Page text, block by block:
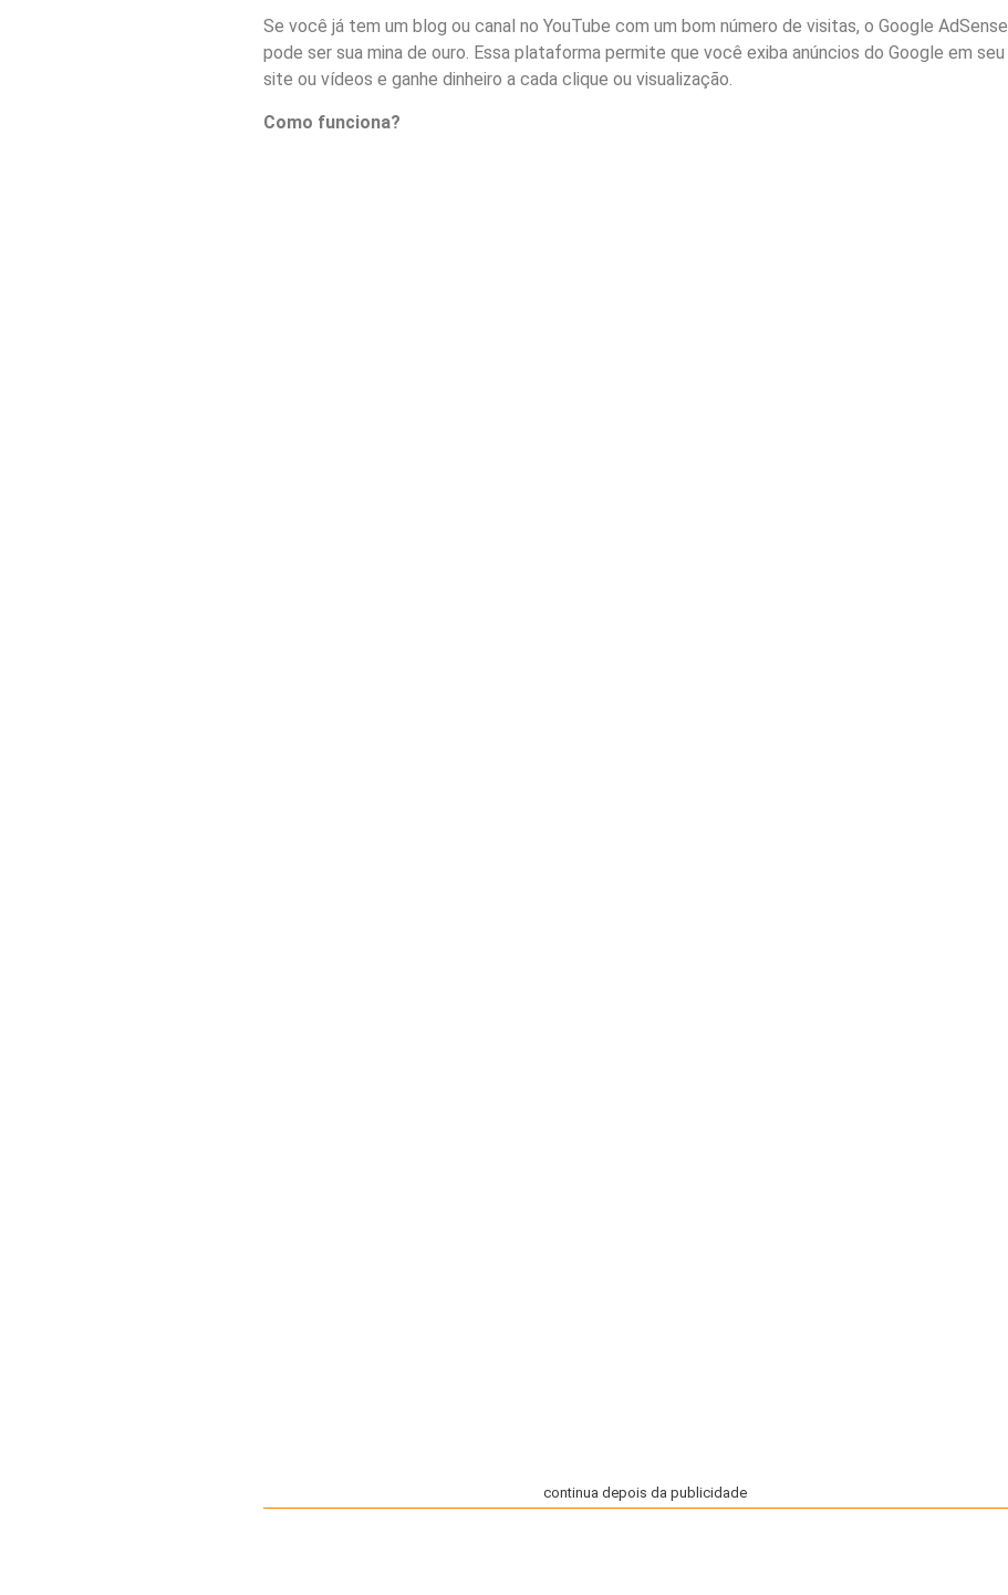
Se você já tem um blog ou canal no YouTube com um bom número de visitas, o Google AdSense
pode ser sua mina de ouro. Essa plataforma permite que você exiba anúncios do Google em seu
site ou vídeos e ganhe dinheiro a cada clique ou visualização.
Como funciona?
continua depois da publicidade